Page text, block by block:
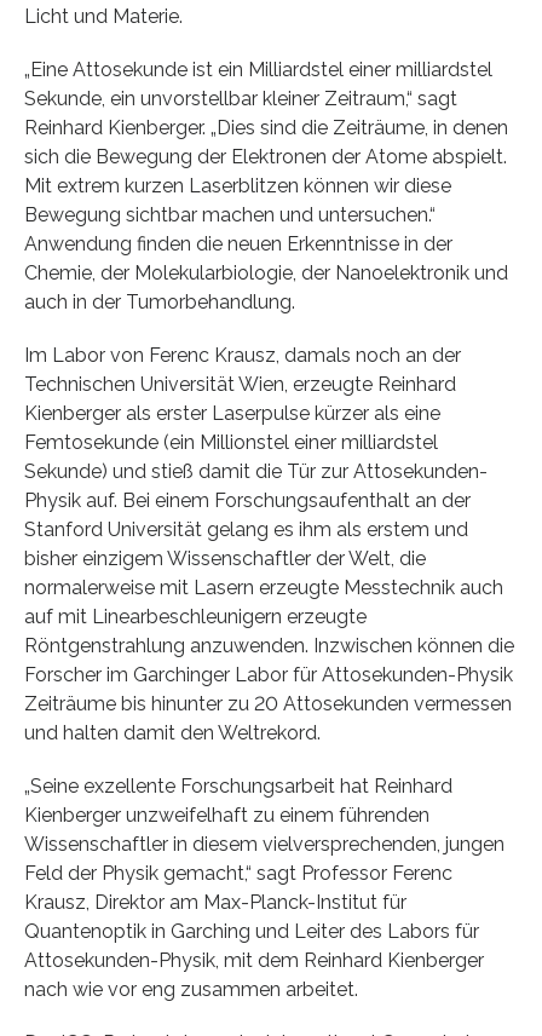
Licht und Materie.
„Eine Attosekunde ist ein Milliardstel einer milliardstel
Sekunde, ein unvorstellbar kleiner Zeitraum,“ sagt
Reinhard Kienberger. „Dies sind die Zeiträume, in denen
sich die Bewegung der Elektronen der Atome abspielt.
Mit extrem kurzen Laserblitzen können wir diese
Bewegung sichtbar machen und untersuchen.“
Anwendung finden die neuen Erkenntnisse in der
Chemie, der Molekularbiologie, der Nanoelektronik und
auch in der Tumorbehandlung.
Im Labor von Ferenc Krausz, damals noch an der
Technischen Universität Wien, erzeugte Reinhard
Kienberger als erster Laserpulse kürzer als eine
Femtosekunde (ein Millionstel einer milliardstel
Sekunde) und stieß damit die Tür zur Attosekunden-
Physik auf. Bei einem Forschungsaufenthalt an der
Stanford Universität gelang es ihm als erstem und
bisher einzigem Wissenschaftler der Welt, die
normalerweise mit Lasern erzeugte Messtechnik auch
auf mit Linearbeschleunigern erzeugte
Röntgenstrahlung anzuwenden. Inzwischen können die
Forscher im Garchinger Labor für Attosekunden-Physik
Zeiträume bis hinunter zu 20 Attosekunden vermessen
und halten damit den Weltrekord.
„Seine exzellente Forschungsarbeit hat Reinhard
Kienberger unzweifelhaft zu einem führenden
Wissenschaftler in diesem vielversprechenden, jungen
Feld der Physik gemacht,“ sagt Professor Ferenc
Krausz, Direktor am Max-Planck-Institut für
Quantenoptik in Garching und Leiter des Labors für
Attosekunden-Physik, mit dem Reinhard Kienberger
nach wie vor eng zusammen arbeitet.